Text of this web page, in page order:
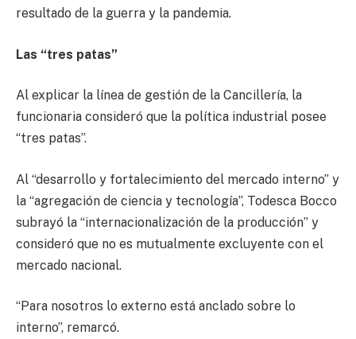
resultado de la guerra y la pandemia.
Las “tres patas”
Al explicar la línea de gestión de la Cancillería, la
funcionaria consideró que la política industrial posee
“tres patas”.
Al “desarrollo y fortalecimiento del mercado interno” y
la “agregación de ciencia y tecnología”, Todesca Bocco
subrayó la “internacionalización de la producción” y
consideró que no es mutualmente excluyente con el
mercado nacional.
“Para nosotros lo externo está anclado sobre lo
interno”, remarcó.